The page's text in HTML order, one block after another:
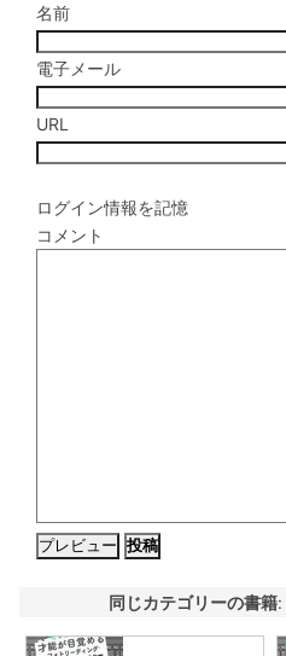
名前
電子メール
URL
ログイン情報を記憶
コメント
同じカテゴリーの書籍: